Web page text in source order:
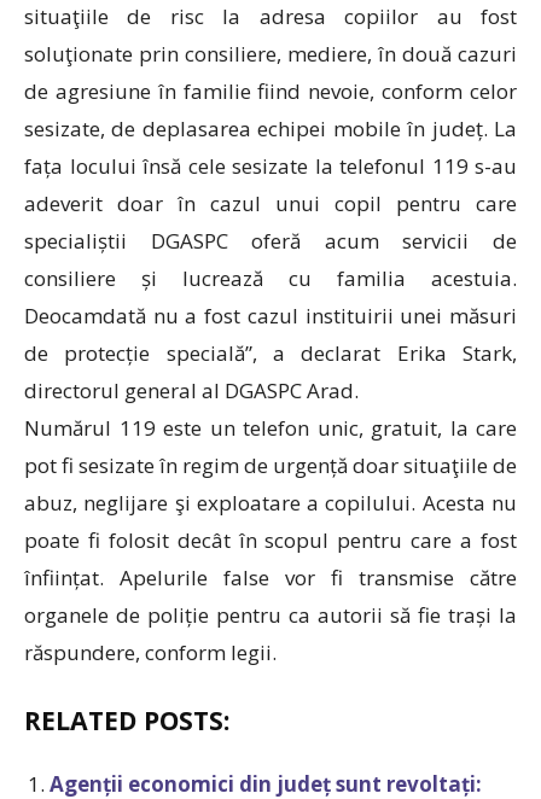
situaţiile de risc la adresa copiilor au fost
soluţionate prin consiliere, mediere, în două cazuri
de agresiune în familie fiind nevoie, conform celor
sesizate, de deplasarea echipei mobile în județ. La
fața locului însă cele sesizate la telefonul 119 s-au
adeverit doar în cazul unui copil pentru care
specialiștii DGASPC oferă acum servicii de
consiliere și lucrează cu familia acestuia.
Deocamdată nu a fost cazul instituirii unei măsuri
de protecție specială”, a declarat Erika Stark,
directorul general al DGASPC Arad.
Numărul 119 este un telefon unic, gratuit, la care
pot fi sesizate în regim de urgență doar situaţiile de
abuz, neglijare şi exploatare a copilului. Acesta nu
poate fi folosit decât în scopul pentru care a fost
înființat. Apelurile false vor fi transmise către
organele de poliție pentru ca autorii să fie trași la
răspundere, conform legii.
RELATED POSTS:
Agenții economici din județ sunt revoltați: